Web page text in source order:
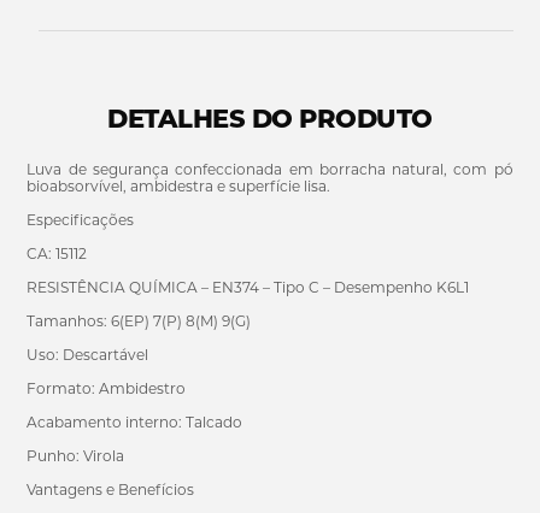
DETALHES DO PRODUTO
Luva de segurança confeccionada em borracha natural, com pó
bioabsorvível, ambidestra e superfície lisa.
Especificações
CA: 15112
RESISTÊNCIA QUÍMICA – EN374 – Tipo C – Desempenho K6L1
Tamanhos: 6(EP) 7(P) 8(M) 9(G)
Uso: Descartável
Formato: Ambidestro
Acabamento interno: Talcado
Punho: Virola
Vantagens e Benefícios